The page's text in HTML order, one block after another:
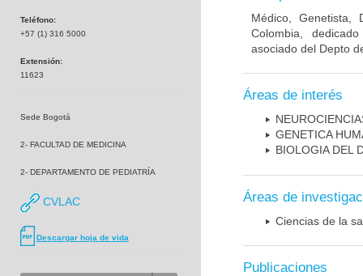
Teléfono:
+57 (1) 316 5000
Extensión:
11623
Sede Bogotá
2- FACULTAD DE MEDICINA
2- DEPARTAMENTO DE PEDIATRÍA
CVLAC
Descargar hoja de vida
Médico, Genetista,
Colombia,
asociado del Depto
Áreas de interés
GENETICA
BIOLOGIA DEL
Áreas de
Ciencias de la
Publicaciones